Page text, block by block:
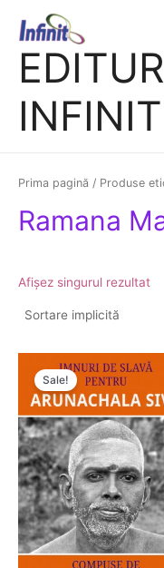
content
INFINIT
Prima pagină / Produse
Ramana
Afișez singurul rezultat
Sale!
inițial
a
fost:
25.00 lei.
curent
este:
20.00 lei.